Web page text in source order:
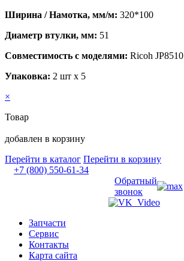
Ширина / Намотка, мм/м: 320*100
Диаметр втулки, мм: 51
Совместимость с моделями: Ricoh JP8510
Упаковка: 2 шт х 5
×
Товар
добавлен в корзину
Перейти в каталог Перейти в корзину
+7 (800) 550-61-34
Обратный
звонок
Запчасти
Сервис
Контакты
Карта сайта